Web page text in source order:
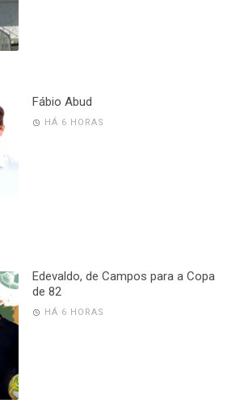
Fábio Abud
HÁ 6 HORAS
Edevaldo, de Campos para a Copa
de 82
HÁ 6 HORAS